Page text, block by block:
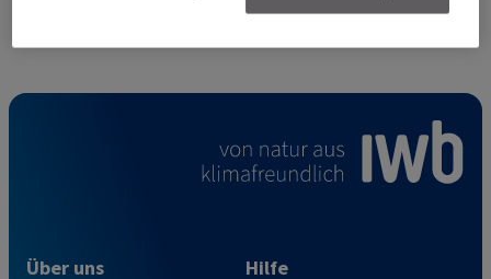
Über uns
Hilfe